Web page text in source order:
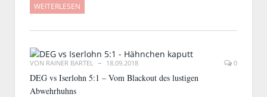
WEITERLESEN
VON RAINER BARTEL 18.09.2018 0
DEG vs Iserlohn 5:1 – Vom Blackout des lustigen
Abwehrhuhns